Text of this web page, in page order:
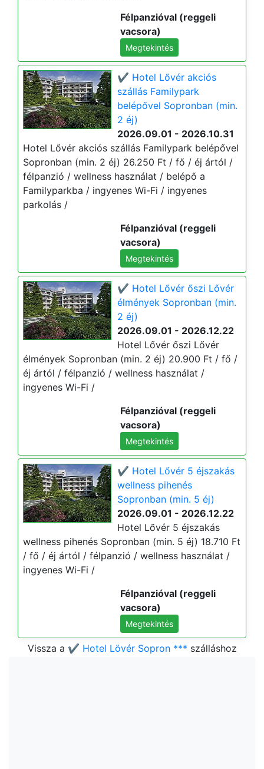
Félpanzióval (reggeli
vacsora)
Megtekintés
✔️ Hotel Lővér akciós
szállás Familypark
belépővel Sopronban (min.
2 éj)
2026.09.01 - 2026.10.31
Hotel Lővér akciós szállás Familypark belépővel
Sopronban (min. 2 éj) 26.250 Ft / fő / éj ártól /
félpanzió / wellness használat / belépő a
Familyparkba / ingyenes Wi-Fi / ingyenes
parkolás /
Félpanzióval (reggeli
vacsora)
Megtekintés
✔️ Hotel Lővér őszi Lővér
élmények Sopronban (min.
2 éj)
2026.09.01 - 2026.12.22
Hotel Lővér őszi Lővér
élmények Sopronban (min. 2 éj) 20.900 Ft / fő /
éj ártól / félpanzió / wellness használat /
ingyenes Wi-Fi /
Félpanzióval (reggeli
vacsora)
Megtekintés
✔️ Hotel Lővér 5 éjszakás
wellness pihenés
Sopronban (min. 5 éj)
2026.09.01 - 2026.12.22
Hotel Lővér 5 éjszakás
wellness pihenés Sopronban (min. 5 éj) 18.710 Ft
/ fő / éj ártól / félpanzió / wellness használat /
ingyenes Wi-Fi /
Félpanzióval (reggeli
vacsora)
Megtekintés
Vissza a ✔️ Hotel Lövér Sopron *** szálláshoz